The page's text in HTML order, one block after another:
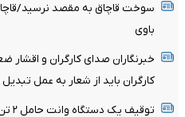
سوخت قاچاق به مقصد نرسید/
باوی
خبرنگاران صدای کارگران و
کارگران باید از شعار به عمل